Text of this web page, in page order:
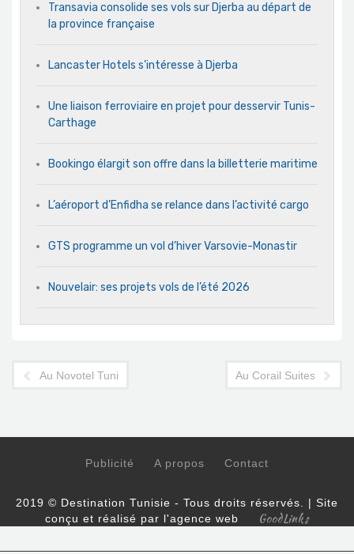
Transavia consolide ses vols sur Djerba au départ de
la province française
Lancaster Hotels s’intéresse à Djerba
Une liaison ferroviaire en projet pour desservir Tunis-
Carthage
Bookingo élargit son offre dans la billetterie maritime
L’aéroport d’Enfidha se relance dans l’activité cargo
GTS programme un vol d’hiver Varsovie-Monastir
Nouvelair: ses projets vols de l’été 2026
Au Novotel Tunis Med V : experience d'Iftar pendant Ramadan
Au Corail Suites Hotel
Publicité A propos Contact
2019 © Destination Tunisie - Tous droits réservés. | Site
conçu et réalisé par l'agence web
GoodLinks